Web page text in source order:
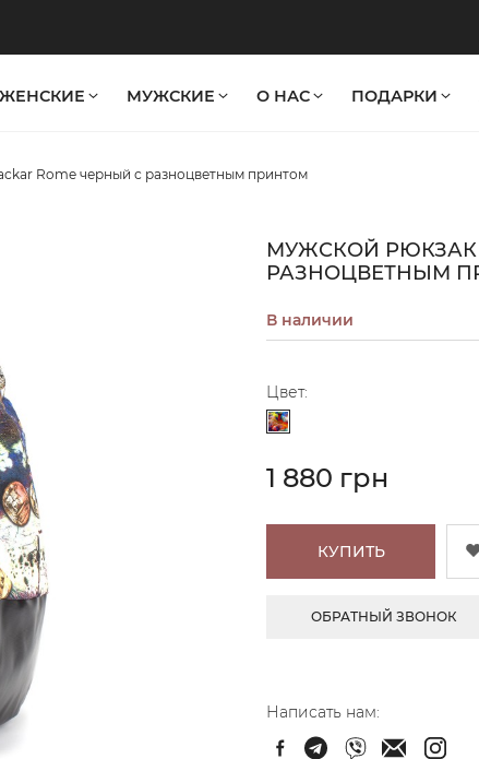
ЖЕНСКИЕ МУЖСКИЕ О НАС ПОДАРКИ
Rome черный с разноцветным принтом
МУЖСКОЙ РЮКЗАК
РАЗНОЦВЕТНЫМ
В наличии
Цвет:
1 880 грн
КУПИТЬ
ОБРАТНЫЙ ЗВОНОК
Написать нам: